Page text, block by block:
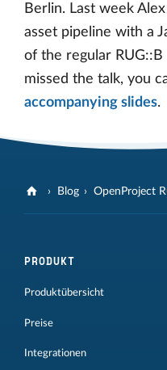
Berlin. Last week
asset pipeline with a
of the regular
missed the talk, you
accompanying slides.
Blog OpenProject
PRODUKT
Produktübersicht
Preise
Integrationen